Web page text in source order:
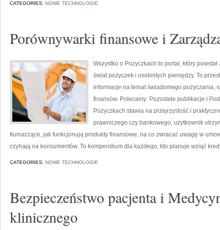
CATEGORIES: NOWE TECHNOLOGIE
Porównywarki finansowe i
Wszystko o Pożyczkach to portal, który
świat pożyczek i osobistych pieniędzy. To
informacje na temat świadomego pożyczania,
finansów. Polecamy: Pozostałe publikacje i
Pożyczkach stawia na przejrzystość i
prawniczego czy bankowego, użytkownik
tłumaczące, jak funkcjonują produkty finansowe, na co zwracać uwagę w
czyhają na konsumentów. To kompendium dla każdego, kto planuje wziąć
CATEGORIES: NOWE TECHNOLOGIE
Bezpieczeństwo pacjenta i
klinicznego